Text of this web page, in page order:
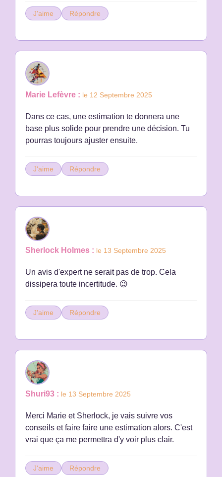
J'aime Répondre
Marie Lefèvre : le 12 Septembre 2025
Dans ce cas, une estimation te donnera une
base plus solide pour prendre une décision. Tu
pourras toujours ajuster ensuite.
J'aime Répondre
Sherlock Holmes : le 13 Septembre 2025
Un avis d'expert ne serait pas de trop. Cela
J'aime Répondre
Shuri93 : le 13 Septembre 2025
Merci Marie et Sherlock, je vais suivre vos
conseils et faire faire une estimation alors. C'est
vrai que ça me permettra d'y voir plus clair.
J'aime Répondre